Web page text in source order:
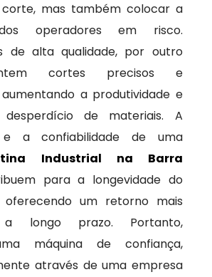
corte, mas também colocar a
operadores em risco.
de alta qualidade, por outro
cortes precisos e
a produtividade e
de materiais. A
e a confiabilidade de uma
Industrial na Barra
para a longevidade do
oferecendo um retorno mais
a longo prazo. Portanto,
máquina de confiança,
através de uma empresa